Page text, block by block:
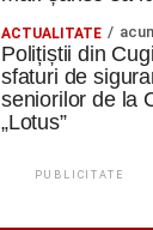
ACTUALITATE
Polițiștii din
sfaturi de
seniorilor de la
„Lotus”
PUBLICITATE